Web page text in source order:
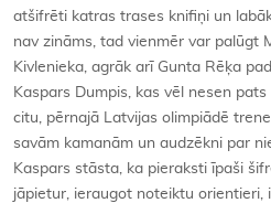
atšifrēti katras trases knifiņi un
nav zināms, tad vienmēr var palūgt
Kivlenieka, agrāk arī Gunta Rēķa
Kaspars Dumpis, kas vēl nesen
citu, pērnajā Latvijas olimpiādē
savām kamanām un audzēkni par
Kaspars stāsta, ka pieraksti īpaši
jāpietur, ieraugot noteiktu orientieri,